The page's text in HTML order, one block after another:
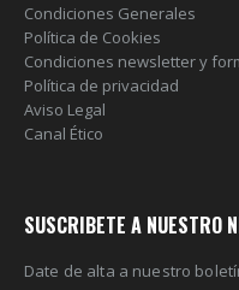
Condiciones Generales
Política de Cookies
Condiciones newsletter y
Política de privacidad
Aviso Legal
Canal Ético
SUSCRIBETE A NUESTRO
Date de alta a nuestro